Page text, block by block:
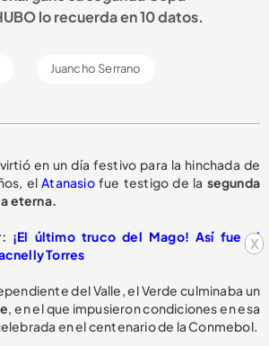
x
lo recuerda en 10 datos.
Juancho Serrano
en un día festivo para la hinchada de
elAtanasiofue testigo de la segunda
eterna.
¡El último truco del Mago! Así fue el
Torres
del Valle, el Verde culminaba un
, en el que impusieron condiciones en esa
en el centenario de la Conmebol.